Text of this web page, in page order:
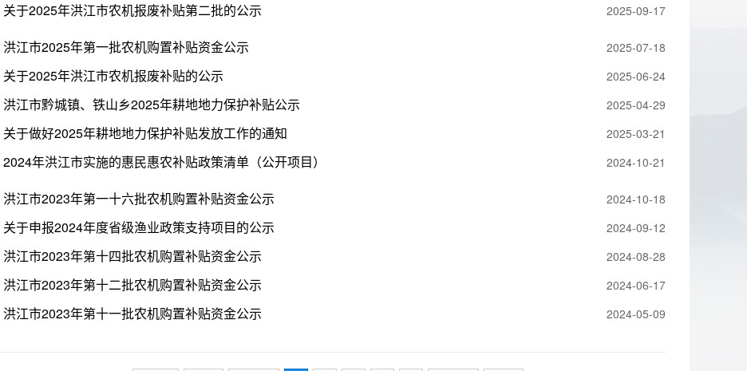
关于2025年洪江市农机报废补贴第二批的公示 2025-09-17
洪江市2025年第一批农机购置补贴资金公示 2025-07-18
关于2025年洪江市农机报废补贴的公示 2025-06-24
洪江市黔城镇、铁山乡2025年耕地地力保护补贴公示 2025-04-29
关于做好2025年耕地地力保护补贴发放工作的通知 2025-03-21
2024年洪江市实施的惠民惠农补贴政策清单（公开项目） 2024-10-21
洪江市2023年第一十六批农机购置补贴资金公示 2024-10-18
关于申报2024年度省级渔业政策支持项目的公示 2024-09-12
洪江市2023年第十四批农机购置补贴资金公示 2024-08-28
洪江市2023年第十二批农机购置补贴资金公示 2024-06-17
洪江市2023年第十一批农机购置补贴资金公示 2024-05-09